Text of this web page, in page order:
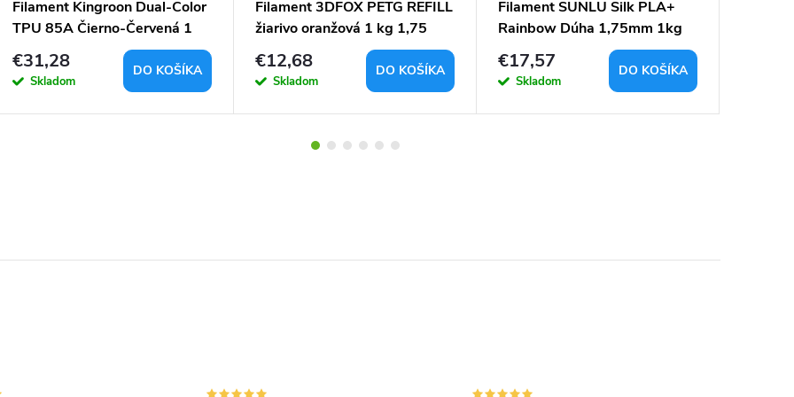
Filament Kingroon Dual-Color
TPU 85A Čierno-Červená 1
kg 1,75 mm
€31,28
Skladom
DO KOŠÍKA
Filament 3DFOX PETG REFILL
žiarivo oranžová 1 kg 1,75
mm
€12,68
Skladom
DO KOŠÍKA
Filament SUNLU Silk PLA+
Rainbow Dúha 1,75mm 1kg
€17,57
Skladom
DO KOŠÍKA